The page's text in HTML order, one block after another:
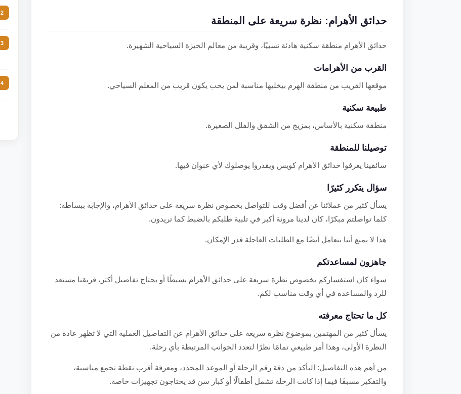
حدائق الأهرام: نظرة سريعة على المنطقة
حدائق الأهرام منطقة سكنية هادئة نسبيًا، وقريبة من معالم الجيزة السياحية الشهيرة.
القرب من الأهرامات
موقعها القريب من منطقة الهرم بيخليها مناسبة لمن يحب يكون قريب من المعلم السياحي.
طبيعة سكنية
منطقة سكنية بالأساس، بمزيج من الشقق والفلل الصغيرة.
توصيلنا للمنطقة
سائقينا يعرفوا حدائق الأهرام كويس ويقدروا يوصلوك لأي عنوان فيها.
سؤال يتكرر كثيرًا
يسأل كثير من عملائنا عن أفضل وقت للتواصل بخصوص نظرة سريعة على حدائق الأهرام، والإجابة ببساطة:
كلما تواصلتم مبكرًا، كان لدينا مرونة أكبر في تلبية طلبكم بالضبط كما تريدون.
هذا لا يمنع أننا نتعامل أيضًا مع الطلبات العاجلة قدر الإمكان.
جاهزون لمساعدتكم
سواء كان استفساركم بخصوص نظرة سريعة على حدائق الأهرام بسيطًا أو يحتاج تفاصيل أكثر، فريقنا مستعد
للرد والمساعدة في أي وقت مناسب لكم.
كل ما تحتاج معرفته
يسأل كثير من المهتمين بموضوع نظرة سريعة على حدائق الأهرام عن التفاصيل العملية التي لا تظهر عادة من
النظرة الأولى، وهذا أمر طبيعي تمامًا نظرًا لتعدد الجوانب المرتبطة بأي رحلة.
من أهم هذه التفاصيل: التأكد من دقة رقم الرحلة أو الموعد المحدد، ومعرفة أقرب نقطة تجمع مناسبة،
والتفكير مسبقًا فيما إذا كانت الرحلة تشمل أطفالًا أو كبار سن قد يحتاجون تجهيزات خاصة.
2
3
4